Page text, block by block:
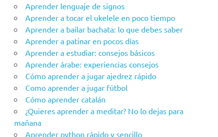
Aprender lenguaje de signos
Aprender a tocar el ukelele en poco tiempo
Aprender a bailar bachata: lo que debes saber
Aprender a patinar en pocos días
Aprender a estudiar: consejos básicos
Aprender árabe: experiencias consejos
Cómo aprender a jugar ajedrez rápido
Como aprender a jugar fútbol
Cómo aprender catalán
¿Quieres aprender a meditar? No lo dejas para
mañana
Aprender python rápido y sencillo